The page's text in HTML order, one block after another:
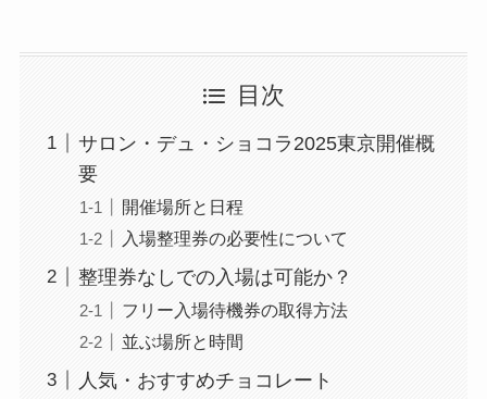
目次
サロン・デュ・ショコラ2025東京開催概
要
開催場所と日程
入場整理券の必要性について
整理券なしでの入場は可能か？
フリー入場待機券の取得方法
並ぶ場所と時間
人気・おすすめチョコレート